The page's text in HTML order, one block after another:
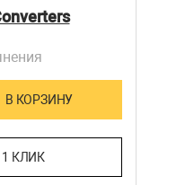
В КОРЗИНУ
1 КЛИК